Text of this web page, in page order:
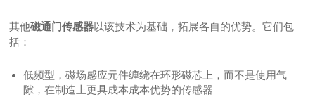
其他磁通门传感器以该技术为基础，拓展各自的优势。它们包
括：
低频型，磁场感应元件缠绕在环形磁芯上，而不是使用气
隙，在制造上更具成本成本优势的传感器